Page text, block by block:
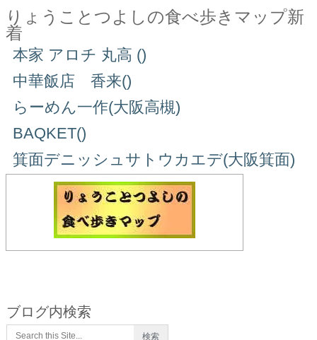
りょうことつよしの食べ歩きマップ新
着
本家 アロチ 丸高 ()
中華飯店 香来()
らーめん一作(大阪高槻)
BAQKET()
箕面デニッシュサトウカエデ(大阪箕面)
ブログ内検索